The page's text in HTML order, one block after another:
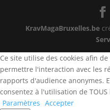
KravMagaBruxelles.be
Ce site utilise des cookies afin
permettre l'interaction avec les
rapports d'audience anonymes.
consentez à l'utilisation de TOUS
Paramètres Accepter